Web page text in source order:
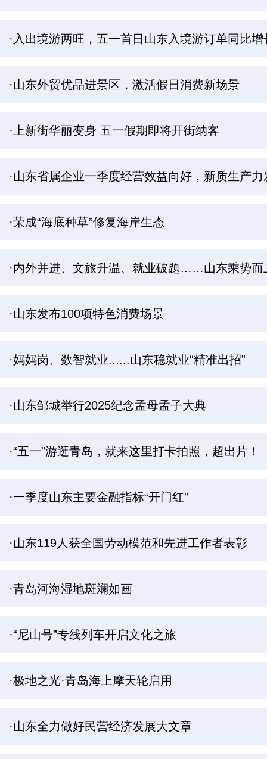
·入出境游两旺，五一首日山东入境游订单同比
·山东外贸优品进景区，激活假日消费新场景
·上新街华丽变身 五一假期即将开街纳客
·山东省属企业一季度经营效益向好，新质生产
·荣成“海底种草”修复海岸生态
·内外并进、文旅升温、就业破题……山东乘势而
·山东发布100项特色消费场景
·妈妈岗、数智就业......山东稳就业“精准出招”
·山东邹城举行2025纪念孟母孟子大典
·“五一”游逛青岛，就来这里打卡拍照，超出片！
·一季度山东主要金融指标“开门红”
·山东119人获全国劳动模范和先进工作者表彰
·青岛河海湿地斑斓如画
·“尼山号”专线列车开启文化之旅
·极地之光·青岛海上摩天轮启用
·山东全力做好民营经济发展大文章